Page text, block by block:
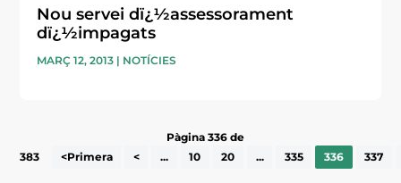
Nou servei dï¿½assessorament
dï¿½impagats
MARÇ 12, 2013 | NOTÍCIES
Pàgina 336 de
383
<Primera < ... 10 20 ... 335 336 337